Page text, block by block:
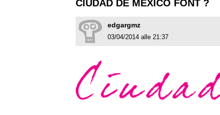
CIUDAD DE MEXICO FONT ?
edgargmz
03/04/2014 alle 21:37